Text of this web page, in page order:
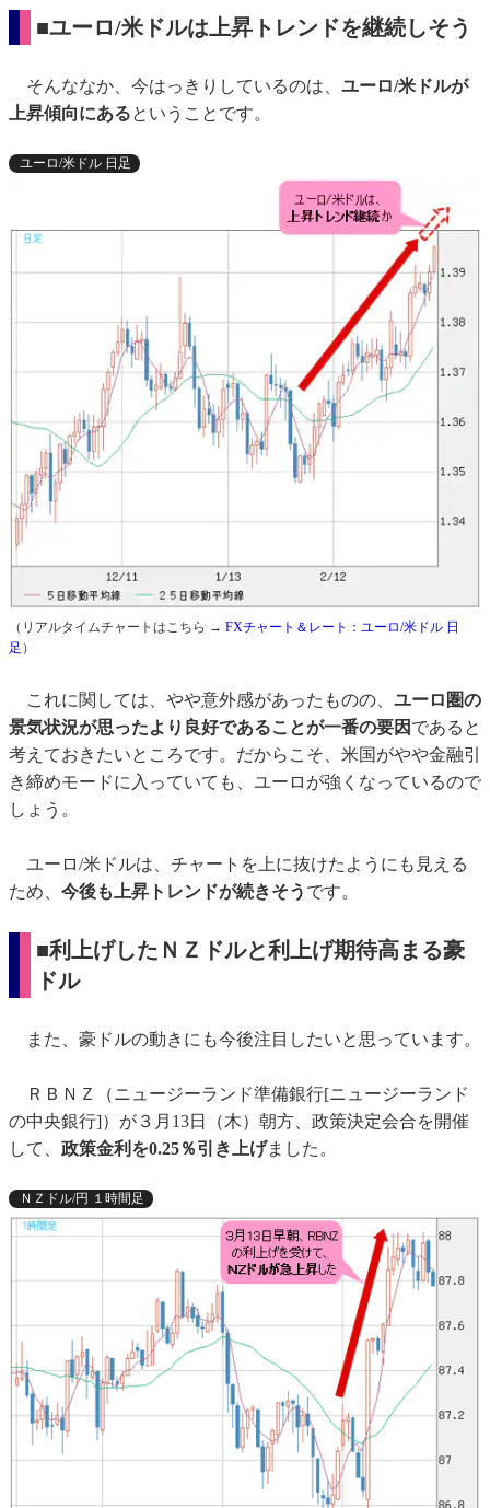
■ユーロ/米ドルは上昇トレンドを継続しそう
そんななか、今はっきりしているのは、 ユーロ/米ドルが
上昇傾向にあるということです。
ユーロ/米ドル 日足
（リアルタイムチャートはこちら → FXチャート＆レート：ユーロ/米ドル 日
足 ）
これに関しては、やや意外感があったものの、 ユーロ圏の
景気状況が思ったより良好であることが一番の要因 であると
考えておきたいところです。だからこそ、米国がやや金融引
き締めモードに入っていても、ユーロが強くなっているので
しょう。
ユーロ/米ドルは、チャートを上に抜けたようにも見える
ため、 今後も上昇トレンドが続きそう です。
■利上げしたＮＺドルと利上げ期待高まる豪
ドル
また、豪ドルの動きにも今後注目したいと思っています。
ＲＢＮＺ（ニュージーランド準備銀行[ニュージーランド
の中央銀行]）が３月13日（木）朝方、政策決定会合を開催
して、 政策金利を0.25％引き上げました。
ＮＺドル/円 １時間足